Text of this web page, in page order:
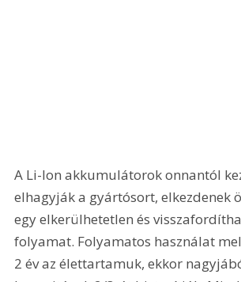
A Li-Ion akkumulátorok onnantól
elhagyják a gyártósort, elkezdenek
egy elkerülhetetlen és
folyamat. Folyamatos használat
2 év az élettartamuk, ekkor